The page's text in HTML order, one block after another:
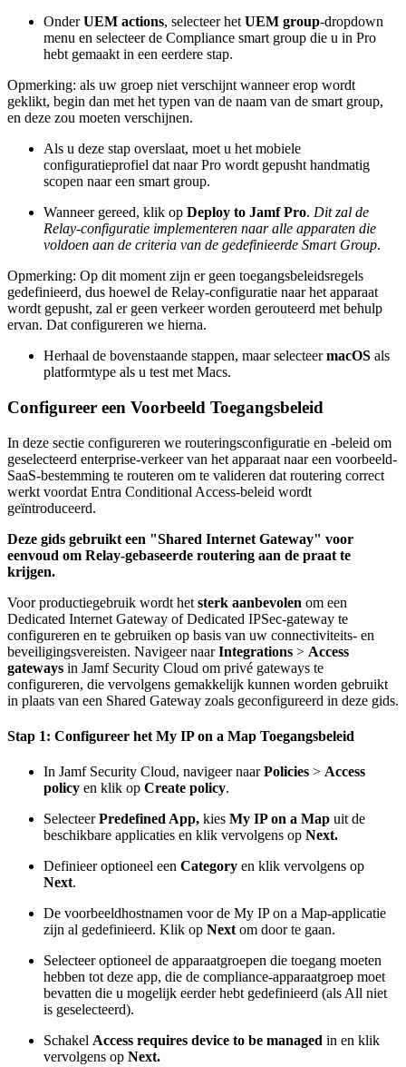
OnderUEM actions, selecteer het UEM group-dropdown
menu en selecteer de Compliance smart group die u in Pro
hebt gemaakt in een eerdere stap.
Opmerking: als uw groep niet verschijnt wanneer erop wordt
geklikt, begin dan met het typen van de naam van de smart group,
en deze zou moeten verschijnen.
Als u deze stap overslaat, moet u het mobiele
configuratieprofiel dat naar Pro wordt gepusht handmatig
scopen naar een smart group.
Wanneer gereed, klik op Deploy to Jamf Pro. Dit zal de
Relay-configuratie implementeren naar alle apparaten die
voldoen aan de criteria van de gedefinieerde Smart Group.
Opmerking: Op dit moment zijn er geen toegangsbeleidsregels
gedefinieerd, dus hoewel de Relay-configuratie naar het apparaat
wordt gepusht, zal er geen verkeer worden gerouteerd met behulp
ervan. Dat configureren we hierna.
Herhaal de bovenstaande stappen, maar selecteermacOS als
platformtype als u test met Macs.
Configureer een Voorbeeld Toegangsbeleid
In deze sectie configureren we routeringsconfiguratie en -beleid om
geselecteerd enterprise-verkeer van het apparaat naar een voorbeeld-
SaaS-bestemming te routeren om te valideren dat routering correct
werkt voordat Entra Conditional Access-beleid wordt
geïntroduceerd.
Deze gids gebruikt een "Shared Internet Gateway" voor
eenvoud om Relay-gebaseerde routering aan de praat te
krijgen.
Voor productiegebruik wordt het sterk aanbevolen om een
Dedicated Internet Gateway of Dedicated IPSec-gateway te
configureren en te gebruiken op basis van uw connectiviteits- en
beveiligingsvereisten. Navigeer naarIntegrations > Access
gateways in Jamf Security Cloud om privé gateways te
configureren, die vervolgens gemakkelijk kunnen worden gebruikt
in plaats van een Shared Gateway zoals geconfigureerd in deze gids.
Stap 1: Configureer het My IP on a Map Toegangsbeleid
In Jamf Security Cloud, navigeer naarPolicies > Access
policy en klik op Create policy.
SelecteerPredefined App, kies My IP on a Map uit de
beschikbare applicaties en klik vervolgens op Next.
Definieer optioneel een Category en klik vervolgens op
Next.
De voorbeeldhostnamen voor de My IP on a Map-applicatie
zijn al gedefinieerd. Klik op Next om door te gaan.
Selecteer optioneel de apparaatgroepen die toegang moeten
hebben tot deze app, die de compliance-apparaatgroep moet
bevatten die u mogelijk eerder hebt gedefinieerd (als All niet
is geselecteerd).
Schakel Access requires device to be managed in en klik
vervolgens op Next.